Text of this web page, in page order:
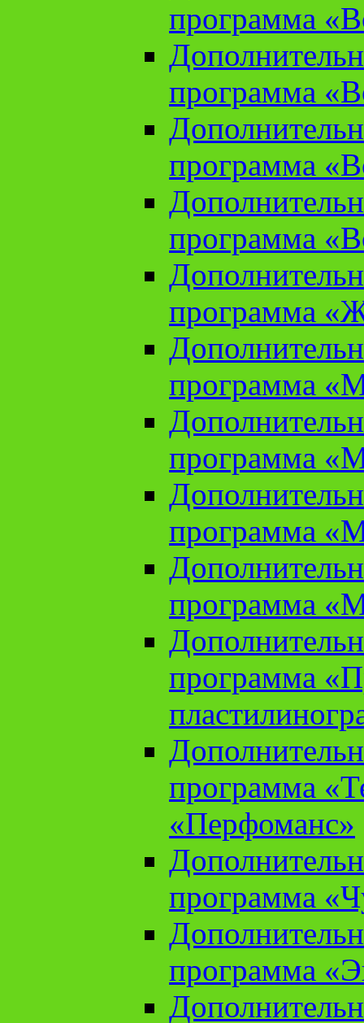
программа
программа
программа
программа
программа
программа
программа
программа
программа
программа
программа
«Перфоманс»
программа
программа